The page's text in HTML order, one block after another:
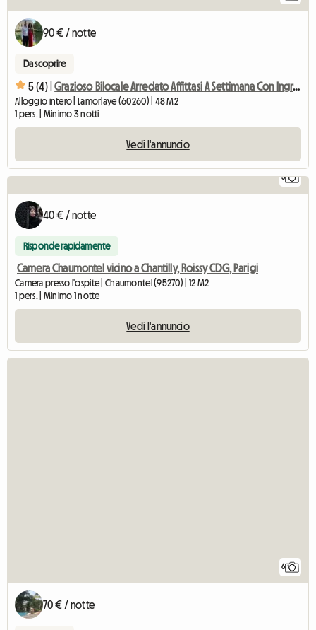
90 € / notte
Da scoprire
5 (4) | Grazioso Bilocale Arredato Affittasi A Settimana Con Ingresso In
Alloggio intero | Lamorlaye (60260) | 48 M2
1 pers. | Minimo 3 notti
Vedi l'annuncio
5
40 € / notte
Risponde rapidamente
Camera Chaumontel vicino a Chantilly, Roissy CDG, Parigi
Camera presso l'ospite | Chaumontel (95270) | 12 M2
1 pers. | Minimo 1 notte
Vedi l'annuncio
6
70 € / notte